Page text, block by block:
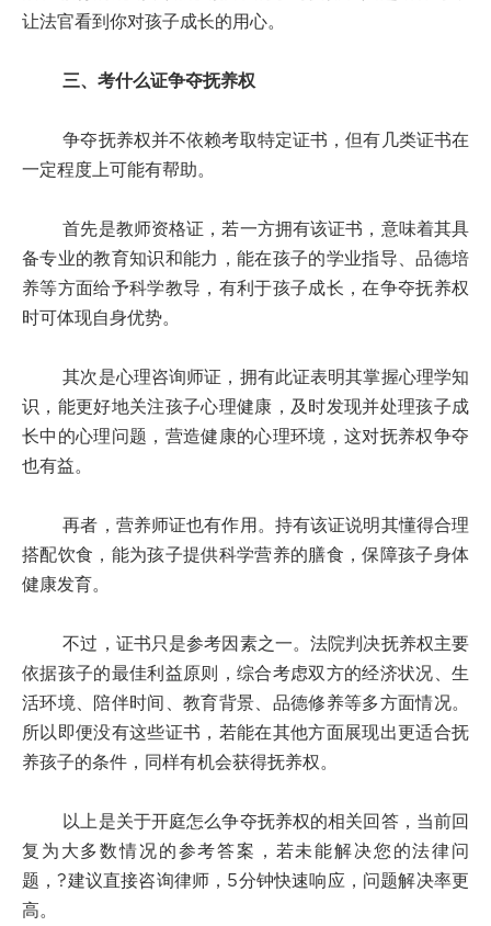
让法官看到你对孩子成长的用心。
三、考什么证争夺抚养权
争夺抚养权并不依赖考取特定证书，但有几类证书在
一定程度上可能有帮助。
首先是教师资格证，若一方拥有该证书，意味着其具
备专业的教育知识和能力，能在孩子的学业指导、品德培
养等方面给予科学教导，有利于孩子成长，在争夺抚养权
时可体现自身优势。
其次是心理咨询师证，拥有此证表明其掌握心理学知
识，能更好地关注孩子心理健康，及时发现并处理孩子成
长中的心理问题，营造健康的心理环境，这对抚养权争夺
也有益。
再者，营养师证也有作用。持有该证说明其懂得合理
搭配饮食，能为孩子提供科学营养的膳食，保障孩子身体
健康发育。
不过，证书只是参考因素之一。法院判决抚养权主要
依据孩子的最佳利益原则，综合考虑双方的经济状况、生
活环境、陪伴时间、教育背景、品德修养等多方面情况。
所以即便没有这些证书，若能在其他方面展现出更适合抚
养孩子的条件，同样有机会获得抚养权。
以上是关于开庭怎么争夺抚养权的相关回答，当前回
复为大多数情况的参考答案，若未能解决您的法律问
题，?建议直接咨询律师，5分钟快速响应，问题解决率更
高。